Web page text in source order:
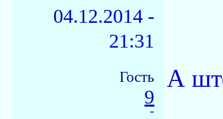
04.12.2014 -
21:31
Гость
9
-
А